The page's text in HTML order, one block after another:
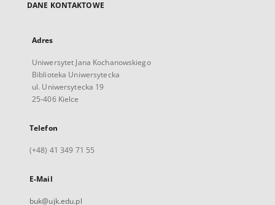
DANE KONTAKTOWE
Adres
Uniwersytet Jana Kochanowskiego
Biblioteka Uniwersytecka
ul. Uniwersytecka 19
25-406 Kielce
Telefon
(+48) 41 349 71 55
E-Mail
buk@ujk.edu.pl